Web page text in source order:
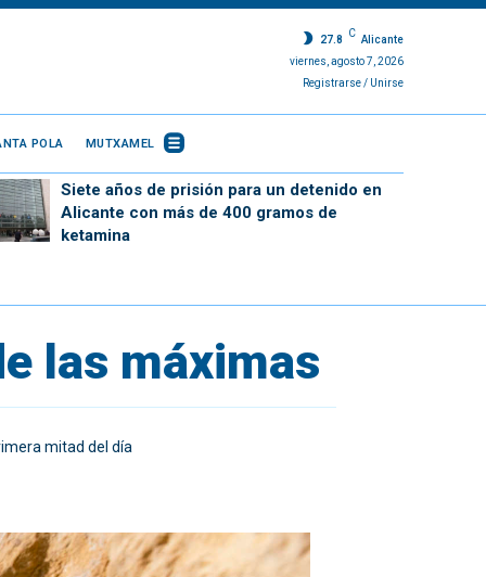
27.8
C
Alicante
viernes, agosto 7, 2026
Registrarse / Unirse
POLA MUTXAMEL
Siete años de prisión para un detenido en
Alicante con más de 400 gramos de
ketamina
las máximas
mitad del día